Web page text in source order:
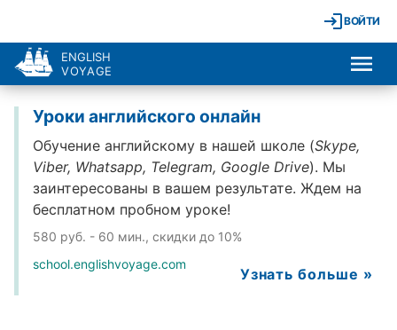
ВОЙТИ
ENGLISH
VOYAGE
Уроки английского онлайн
Обучение английскому в нашей школе (Skype,
Viber, Whatsapp, Telegram, Google Drive). Мы
заинтересованы в вашем результате. Ждем на
бесплатном пробном уроке!
580 руб. - 60 мин., скидки до 10%
school.englishvoyage.com
Узнать больше »